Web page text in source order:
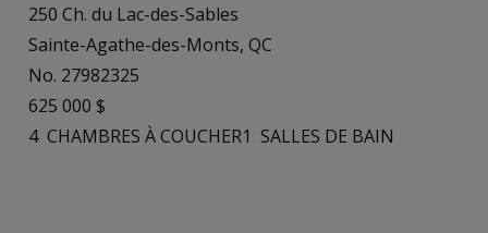
250 Ch. du Lac-des-Sables
Sainte-Agathe-des-Monts, QC
No. 27982325
625 000 $
4 CHAMBRES À COUCHER1 SALLES DE BAIN